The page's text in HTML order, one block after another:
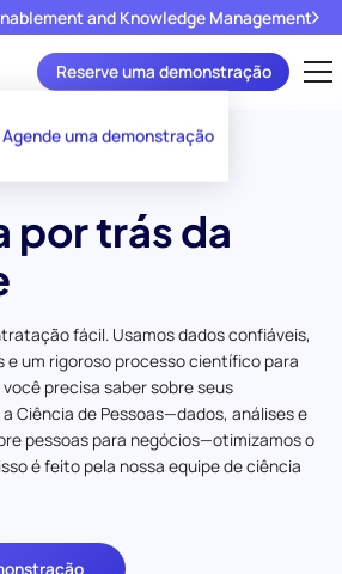
Agende uma demonstração
and Knowledge Management
Reserve uma demonstração
por trás da
fácil. Usamos dados confiáveis,
e um rigoroso processo científico para
precisa saber sobre seus
Ciência de Pessoas—dados, análises e
pessoas para negócios—otimizamos o
é feito pela nossa equipe de ciência